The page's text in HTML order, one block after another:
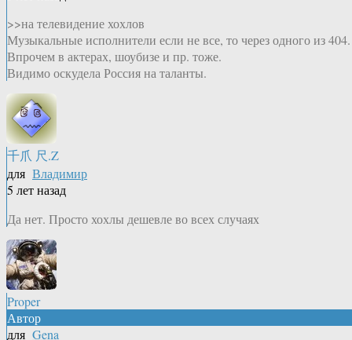
>>на телевидение хохлов
Музыкальные исполнители если не все, то через одного из 404.
Впрочем в актерах, шоубизе и пр. тоже.
Видимо оскудела Россия на таланты.
千爪 尺.Z
для Владимир
5 лет назад
Да нет. Просто хохлы дешевле во всех случаях
Proper
Автор
для Gena